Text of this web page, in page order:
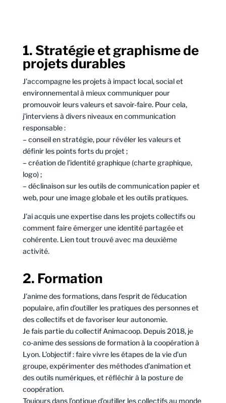
1. Stratégie et graphisme de
projets durables
J’accompagne les projets à impact local, social et
environnemental à mieux communiquer pour
promouvoir leurs valeurs et savoir-faire. Pour cela,
j’interviens à divers niveaux en communication
responsable :
– conseil en stratégie, pour révéler les valeurs et
définir les points forts du projet ;
– création de l’identité graphique (charte graphique,
logo) ;
– déclinaison sur les outils de communication papier et
web, pour une image globale et les outils pratiques.
J’ai acquis une expertise dans les projets collectifs ou
comment faire émerger une identité partagée et
cohérente. Lien tout trouvé avec ma deuxième
activité.
2. Formation
J’anime des formations, dans l’esprit de l’éducation
populaire, afin d’outiller les pratiques des personnes et
des collectifs et de favoriser leur autonomie.
Je fais partie du collectif Animacoop. Depuis 2018, je
co-anime des sessions de formation à la coopération à
Lyon. L’objectif : faire vivre les étapes de la vie d’un
groupe, expérimenter des méthodes d’animation et
des outils numériques, et réfléchir à la posture de
coopération.
Toujours dans l’optique d’outiller les collectifs au monde